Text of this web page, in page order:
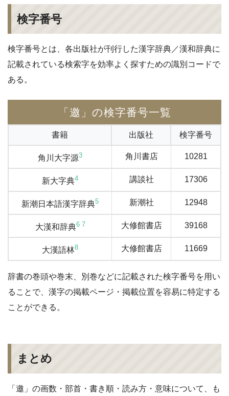
検字番号
検字番号とは、各出版社が刊行した漢字辞典／漢和辞典に
記載されている検索字を効率よく探すための識別コードで
ある。
「邀」の検字番号一覧
書籍 出版社 検字番号
角川大字源3 角川書店 10281
新大字典4 講談社 17306
新潮日本語漢字辞典5 新潮社 12948
大漢和辞典6 7 大修館書店 39168
大漢語林8 大修館書店 11669
辞書の巻頭や巻末、別巻などに記載された検字番号を用い
ることで、漢字の掲載ページ・掲載位置を容易に特定する
ことができる。
まとめ
「邀」の画数・部首・書き順・読み方・意味について、も